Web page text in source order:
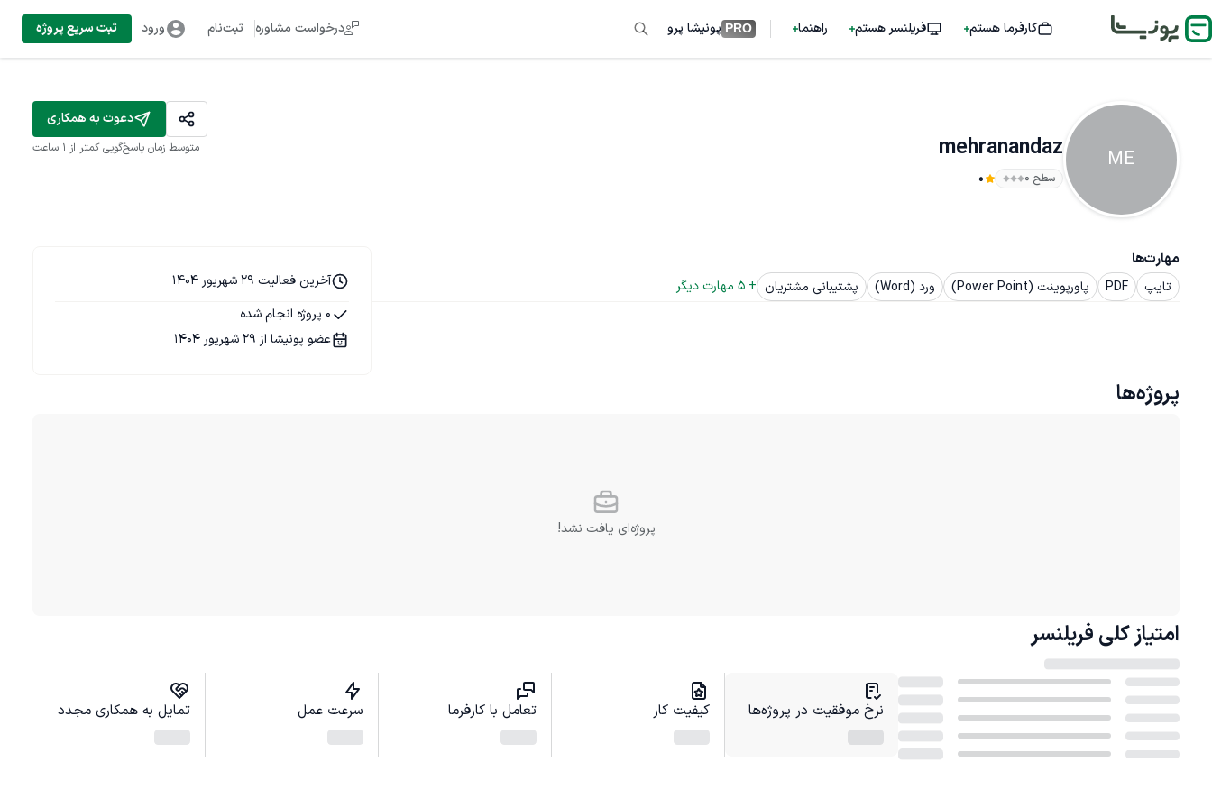
کارفرما هستم فریلنسر هستم راهنما PRO پونیشا پرو درخواست مشاوره ثبت‌نام ورود ثبت سریع پروژه
ME
mehranandaz
سطح ۰ 0
دعوت به همکاری
متوسط زمان پاسخ‌گویی کمتر از 1 ساعت
مهارت‌ها
تایپ PDF پاورپوینت (Power Point) ورد (Word) پشتیبانی مشتریان +
5 مهارت دیگر
آخرین فعالیت 29 شهریور 1404
0 پروژه انجام شده
عضو پونیشا از 29 شهریور 1404
پروژه‌ها
پروژه‌ای یافت نشد!
امتیاز کلی فریلنسر
نرخ موفقیت در پروژه‌ها کیفیت کار تعامل با کارفرما سرعت عمل تمایل به همکاری مجدد